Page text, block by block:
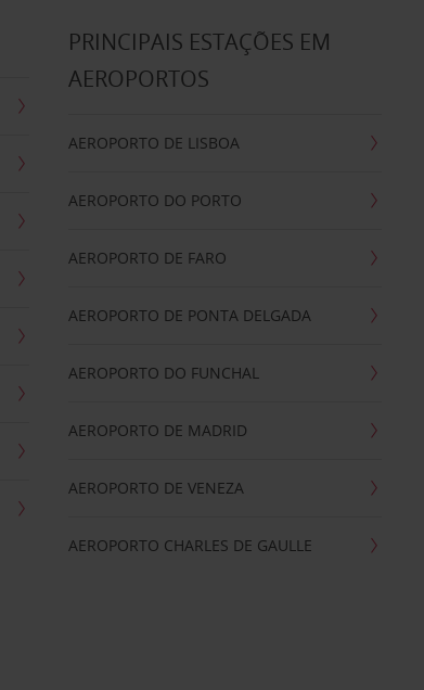
PRINCIPAIS ESTAÇÕES EM
AEROPORTOS
AEROPORTO DE LISBOA
AEROPORTO DO PORTO
AEROPORTO DE FARO
AEROPORTO DE PONTA DELGADA
AEROPORTO DO FUNCHAL
AEROPORTO DE MADRID
AEROPORTO DE VENEZA
AEROPORTO CHARLES DE GAULLE